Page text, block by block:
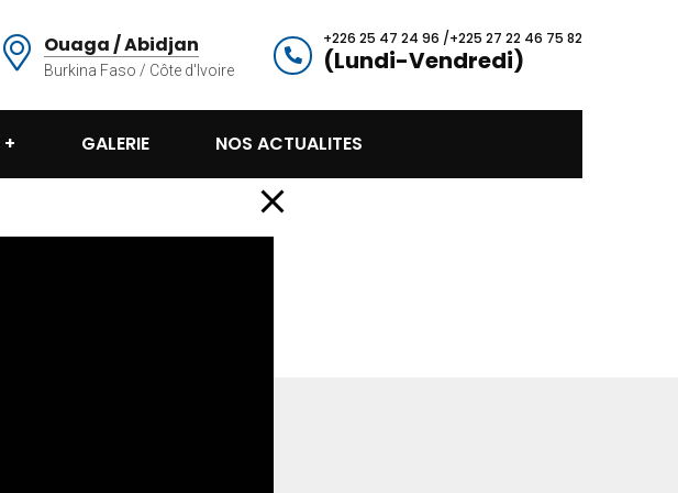
Ouaga / Abidjan
Burkina Faso / Côte d'Ivoire
+226 25 47 24 96 /+225 27 22 46 75 82
(Lundi-Vendredi)
GALERIE NOS ACTUALITES